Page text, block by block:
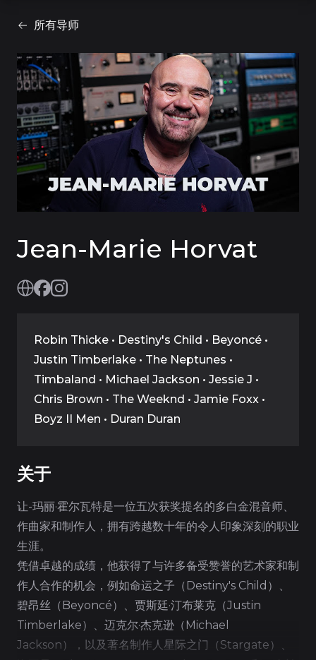
所有导师
Jean-Marie Horvat
Robin Thicke • Destiny's Child • Beyoncé •
Justin Timberlake • The Neptunes •
Timbaland • Michael Jackson • Jessie J •
Chris Brown • The Weeknd • Jamie Foxx •
Boyz II Men • Duran Duran
关于
让-玛丽·霍尔瓦特是一位五次获奖提名的多白金混音师、
作曲家和制作人，拥有跨越数十年的令人印象深刻的职业
生涯。
凭借卓越的成绩，他获得了与许多备受赞誉的艺术家和制
作人合作的机会，例如命运之子（Destiny's Child）、
碧昂丝（Beyoncé）、贾斯廷·汀布莱克（Justin
Timberlake）、迈克尔·杰克逊（Michael
Jackson），以及著名制作人星际之门（Stargate）、